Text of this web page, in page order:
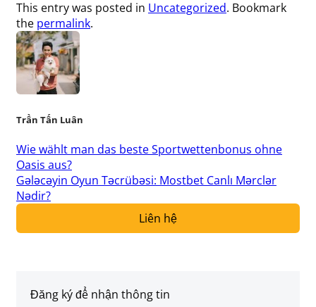
This entry was posted in Uncategorized. Bookmark
the permalink.
Trần Tấn Luân
Wie wählt man das beste Sportwettenbonus ohne
Oasis aus?
Gələcəyin Oyun Təcrübəsi: Mostbet Canlı Mərclər
Nədir?
Liên hệ
Đăng ký để nhận thông tin